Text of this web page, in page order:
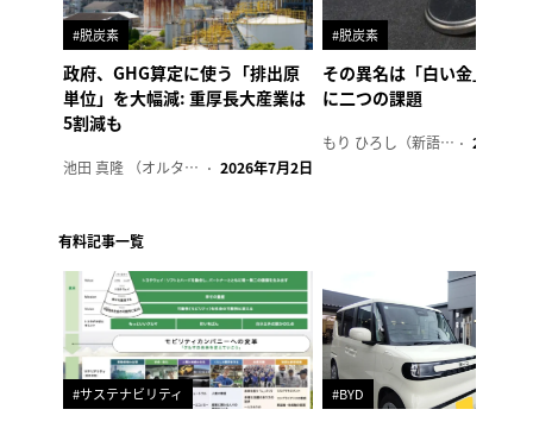
#脱炭素
政府、GHG算定に使う「排出原
単位」を大幅減: 重厚長大産業は
5割減も
池田 真隆 （オルタナ輪番編集長） 2026年7月2日
#脱炭素
その異名は「白い金」、リ
に二つの課題
もり ひろし（新語ウォッチャー） 2023年7
有料記事一覧
#サステナビリティ #BYD